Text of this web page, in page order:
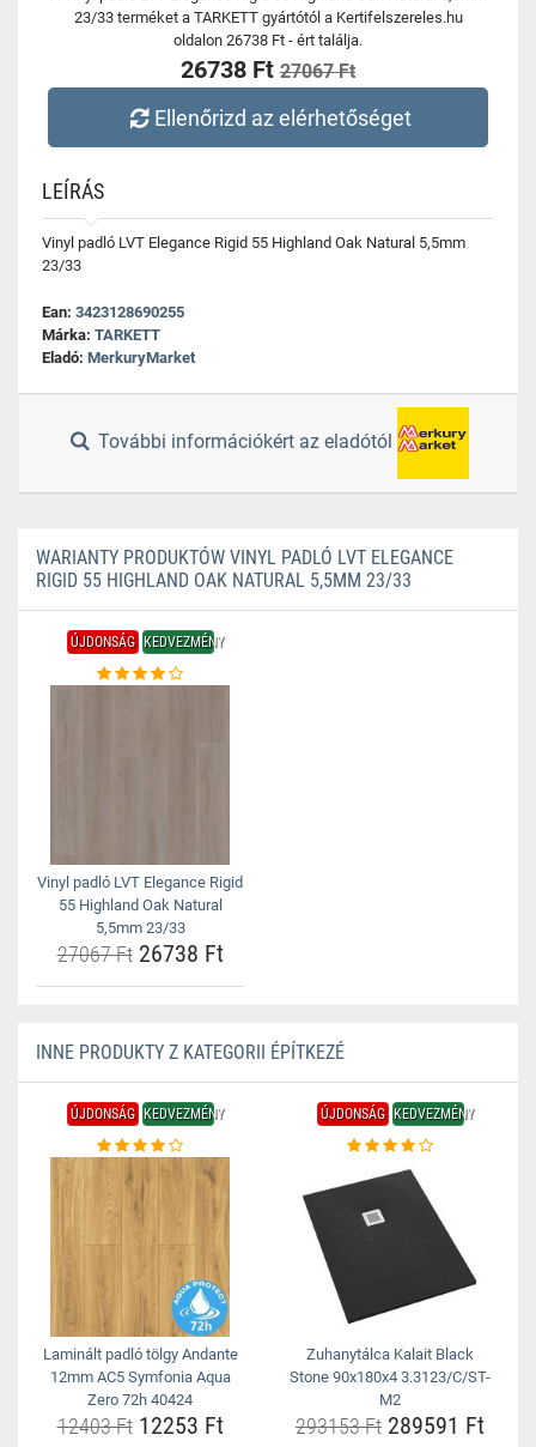
23/33 terméket a TARKETT gyártótól a Kertifelszereles.hu
oldalon 26738 Ft - ért találja.
26738 Ft 27067 Ft
Ellenőrizd az elérhetőséget
LEÍRÁS
Vinyl padló LVT Elegance Rigid 55 Highland Oak Natural 5,5mm
23/33
Ean: 3423128690255
Márka: TARKETT
Eladó: MerkuryMarket
További információkért az eladótól
WARIANTY PRODUKTÓW VINYL PADLÓ LVT ELEGANCE
RIGID 55 HIGHLAND OAK NATURAL 5,5MM 23/33
ÚJDONSÁG KEDVEZMÉNY
Vinyl padló LVT Elegance Rigid
55 Highland Oak Natural
5,5mm 23/33
27067 Ft26738 Ft
INNE PRODUKTY Z KATEGORII ÉPÍTKEZÉ
ÚJDONSÁG KEDVEZMÉNY
Laminált padló tölgy Andante
12mm AC5 Symfonia Aqua
Zero 72h 40424
12403 Ft12253 Ft
ÚJDONSÁG KEDVEZMÉNY
Zuhanytálca Kalait Black
Stone 90x180x4 3.3123/C/ST-
M2
293153 Ft 289591 Ft